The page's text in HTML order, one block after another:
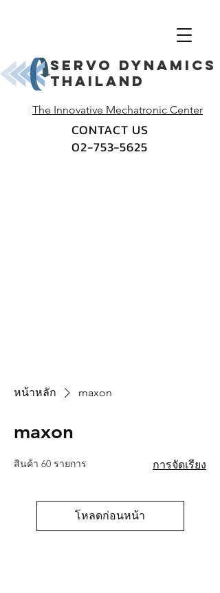
The Innovative Mechatronic Center
CONTACT US
02-753-5625
Servo dynamics
thailand
หน้าหลัก maxon
maxon
สินค้า 60 รายการ การจัดเรียง
โหลดก่อนหน้า